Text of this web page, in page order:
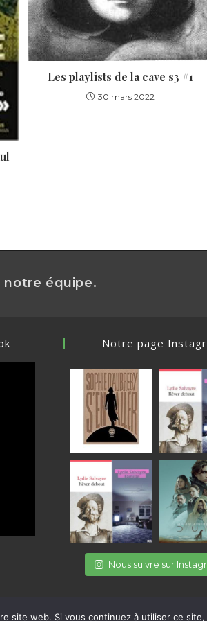
Les playlists de la cave s3 #1
30 mars 2022
notre équipe.
Notre page
Nous suivre sur
site web. Si vous continuez à utiliser ce